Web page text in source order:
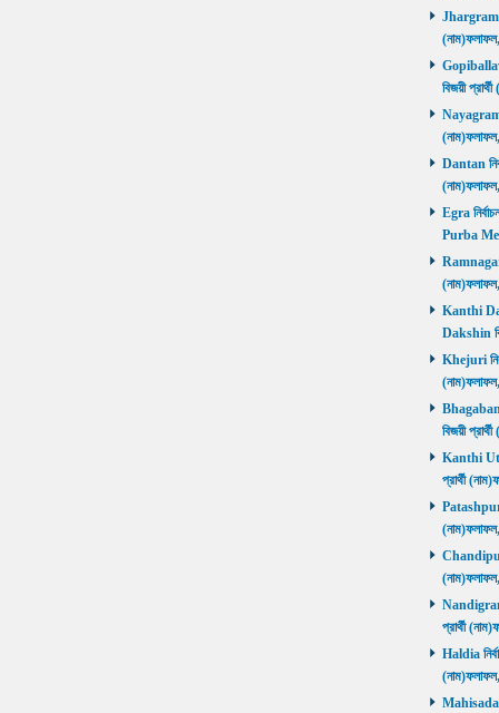
Jhargram
বিজয়ী
Nayagram
Dantan
Egra
Purba
Ramnagar
Kanthi
Dakshin
Khejuri
বিজয়ী
Kanthi
প্রার্থী
Patashpur
Chandipur
Nandigram
প্রার্থী
Haldia
Mahisadal